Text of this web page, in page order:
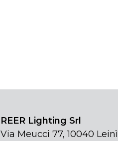
REER Lighting Srl
Via Meucci 77, 10040